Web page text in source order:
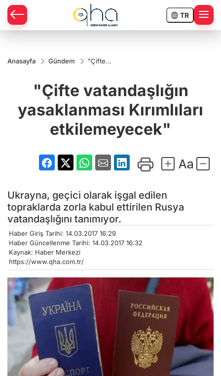
TR
Anasayfa Gündem
"Çifte
Kırımlıları
etkilemeyecek"
"Çifte vatandaşlığın
yasaklanması Kırımlıları
etkilemeyecek"
Ukrayna, geçici olarak işgal edilen
topraklarda zorla kabul ettirilen Rusya
vatandaşlığını tanımıyor.
Haber Giriş Tarihi: 14.03.2017 16:29
Haber Güncellenme Tarihi: 14.03.2017 16:32
Kaynak: Haber Merkezi
https://www.qha.com.tr/